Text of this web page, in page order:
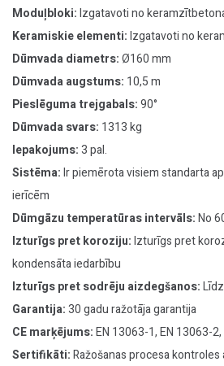
Moduļbloki:Izgatavoti no
Keramiskie elementi:Izgatavoti no
Dūmvada diametrs:Ø160 mm
Dūmvada augstums: 10,5 m
Pieslēguma trejgabals:90°
Dūmvada svars: 1313 kg
Iepakojums:3 pal.
Sistēma:Ir piemērota visiem standarta
ierīcēm
Dūmgāzu temperatūras intervāls:No
Izturīgs pret koroziju:Izturīgs pret
kondensāta iedarbību
Izturīgs pret sodrēju aizdegšanos:
Garantija:30 gadu ražotāja garantija
CE marķējums:EN 13063-1, EN 13063-
Sertifikāti:Ražošanas procesa